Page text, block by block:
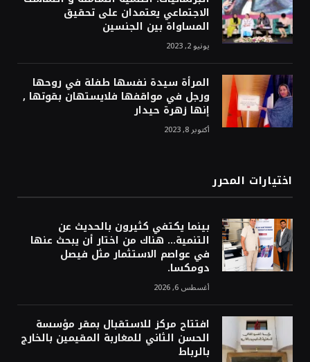
الاجتماعي يعتمدان على تحقيق
المساواة بين الجنسين
يونيو 2, 2023
المرأة سيدة نفسها طفلة في روحها
ورجل في مواقفها فلايستهان بقوتها ,
إنها زهرة حيدار
أكتوبر 8, 2023
اختيارات المحرر
بينما يكتفي كثيرون بالحديث عن
التنمية… هناك من اختار أن يبحث عنها
في عواصم الاستثمار مثل فيصل
دومكسا.
أغسطس 6, 2026
افتتاح مركز للاستقبال بمقر مؤسسة
الحسن الثاني للمغاربة المقيمين بالخارج
بالرباط